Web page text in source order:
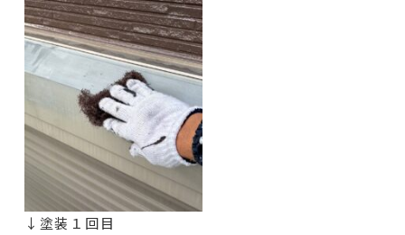
↓塗装１回目